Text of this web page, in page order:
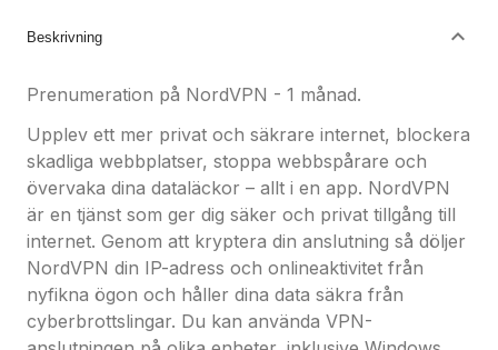
Beskrivning
Prenumeration på NordVPN - 1 månad.
Upplev ett mer privat och säkrare internet, blockera
skadliga webbplatser, stoppa webbspårare och
övervaka dina dataläckor – allt i en app. NordVPN
är en tjänst som ger dig säker och privat tillgång till
internet. Genom att kryptera din anslutning så döljer
NordVPN din IP-adress och onlineaktivitet från
nyfikna ögon och håller dina data säkra från
cyberbrottslingar. Du kan använda VPN-